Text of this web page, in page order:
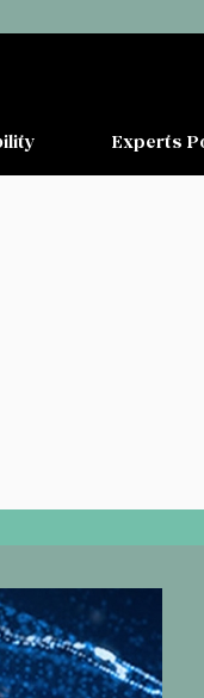
Experts